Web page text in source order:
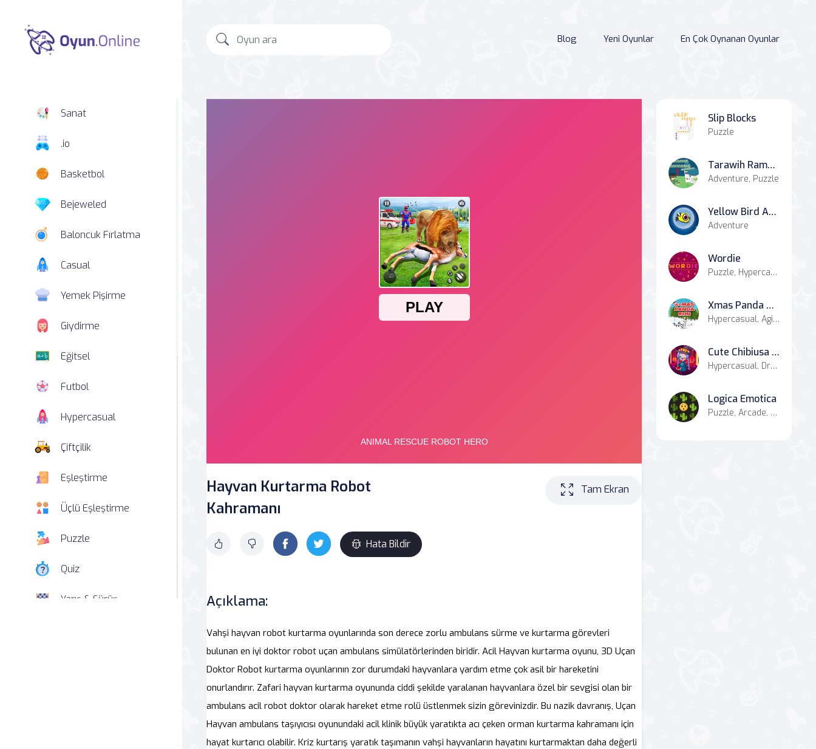
Sanat
.io
Basketbol
Bejeweled
Baloncuk Fırlatma
Casual
Yemek Pişirme
Giydirme
Eğitsel
Futbol
Hypercasual
Çiftçilik
Eşleştirme
Üçlü Eşleştirme
Puzzle
Quiz
Yarış & Sürüş
Blog Yeni Oyunlar En Çok Oynanan Oyunlar
Hayvan Kurtarma Robot
Kahramanı
Hata Bildir
Tam Ekran
Açıklama:
Vahşi hayvan robot kurtarma oyunlarında son derece zorlu ambulans sürme ve kurtarma görevleri
bulunan en iyi doktor robot uçan ambulans simülatörlerinden biridir. Acil Hayvan kurtarma oyunu, 3D Uçan
Doktor Robot kurtarma oyunlarının zor durumdaki hayvanlara yardım etme çok asil bir hareketini
onurlandırır. Zafari hayvan kurtarma oyununda ciddi şekilde yaralanan hayvanlara özel bir sevgisi olan bir
ambulans acil robot doktor olarak hareket etme rolü üstlenmek sizin görevinizdir. Bu nazik davranış, Uçan
Hayvan ambulans taşıyıcısı oyunundaki acil klinik büyük yaratıkta acı çeken orman kurtarma kahramanı için
hayat kurtarıcı olabilir. Kriz kurtarış yaratık taşımanın vahşi hayvanların hayatını kurtarmaktan daha değerli
Slip Blocks
Puzzle
Tarawih Ramadhan Adventure
Adventure, Puzzle
Yellow Bird Adventure
Adventure
Wordie
Puzzle, Hypercasual, Casual
Xmas Panda Run
Hypercasual, Agility
Cute Chibiusa Maker
Hypercasual, Dress-up
Logica Emotica
Puzzle, Arcade, Classics